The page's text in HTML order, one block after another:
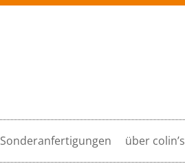
Sonderanfertigungen über colin’s